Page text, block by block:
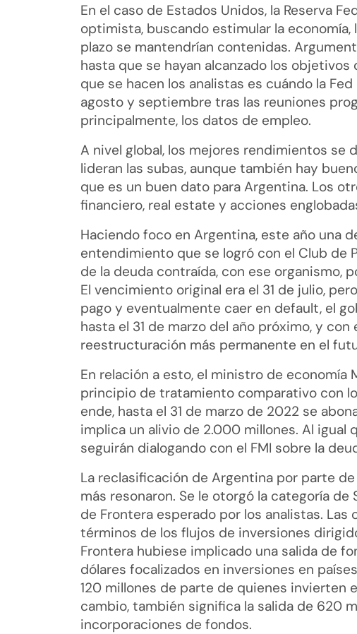
En el caso de Estados Unidos, la Reserva
optimista, buscando estimular la
plazo se mantendrían contenidas.
hasta que se hayan alcanzado los
que se hacen los analistas es cuándo la
agosto y septiembre tras las reuniones
principalmente, los datos de empleo.
A nivel global, los mejores rendimientos
lideran las subas, aunque también hay
que es un buen dato para Argentina. Los
financiero, real estate y acciones
Haciendo foco en Argentina, este año una
entendimiento que se logró con el Club de
de la deuda contraída, con ese organismo,
El vencimiento original era el 31 de julio,
pago y eventualmente caer en default, el
hasta el 31 de marzo del año próximo, y
reestructuración más permanente en el
En relación a esto, el ministro de economía
principio de tratamiento comparativo con
ende, hasta el 31 de marzo de 2022 se
implica un alivio de 2.000 millones. Al igual
seguirán dialogando con el FMI sobre la
La reclasificación de Argentina por parte
más resonaron. Se le otorgó la categoría
de Frontera esperado por los analistas.
términos de los flujos de inversiones
Frontera hubiese implicado una salida de
dólares focalizados en inversiones en
120 millones de parte de quienes invierten
cambio, también significa la salida de 620
incorporaciones de fondos.